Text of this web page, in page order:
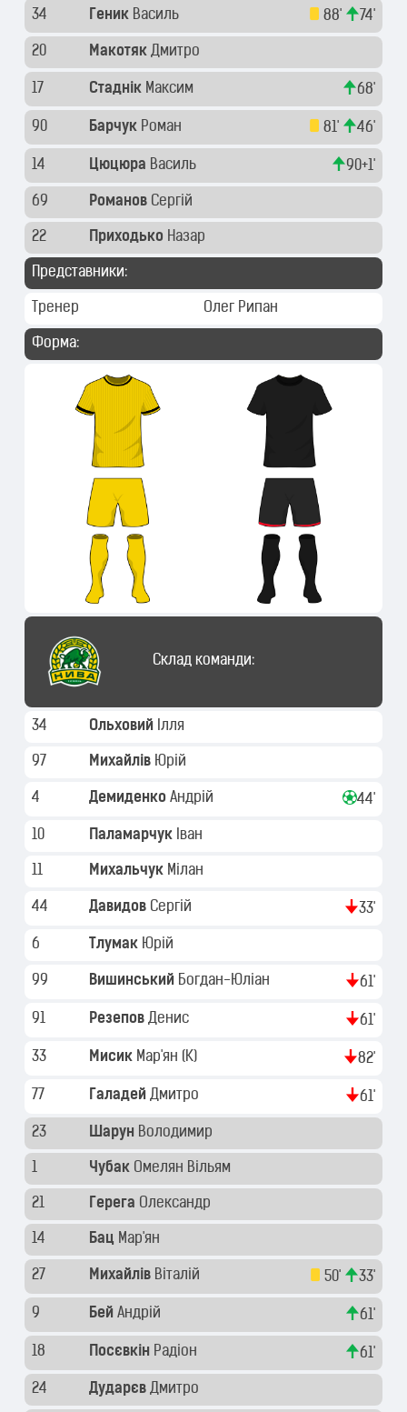
34 Геник Василь 88' 74'
20 Макотяк Дмитро
17 Стаднік Максим 68'
90 Барчук Роман 81' 46'
14 Цюцюра Василь 90+1'
69 Романов Сергій
22 Приходько Назар
Представники:
Тренер Олег Рипан
Форма:
Склад команди:
34 Ольховий Ілля
97 Михайлів Юрій
4 Демиденко Андрій 44'
10 Паламарчук Іван
11 Михальчук Мілан
44 Давидов Сергій 33'
6 Тлумак Юрій
99 Вишинський Богдан-Юліан 61'
91 Резепов Денис 61'
33 Мисик Мар'ян (K) 82'
77 Галадей Дмитро 61'
23 Шарун Володимир
1 Чубак Омелян Вільям
21 Герега Олександр
14 Бац Мар'ян
27 Михайлів Віталій 50' 33'
9 Бей Андрій 61'
18 Посєвкін Радіон 61'
24 Дударєв Дмитро